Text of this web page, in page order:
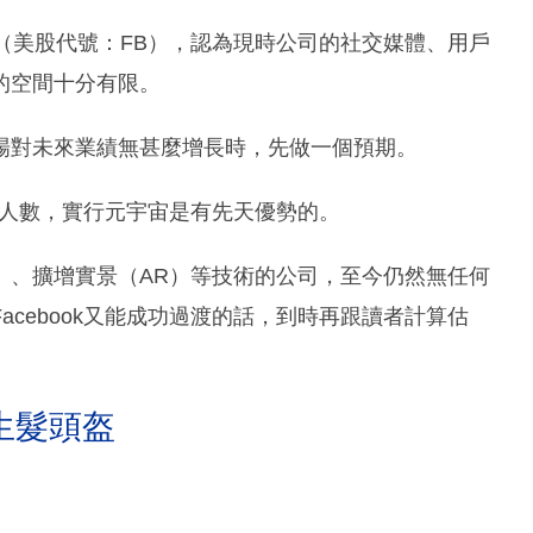
股代號：FB），認為現時公司的社交媒體、用戶
間十分有限。
未來業績無甚麼增長時，先做一個預期。
數，實行元宇宙是有先天優勢的。
擴增實景（AR）等技術的公司，至今仍然無任何
又能成功過渡的話，到時再跟讀者計算估
髮頭盔